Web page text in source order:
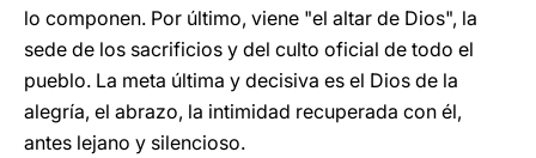
lo componen. Por último, viene "el altar de Dios", la
sede de los sacrificios y del culto oficial de todo el
pueblo. La meta última y decisiva es el Dios de la
alegría, el abrazo, la intimidad recuperada con él,
antes lejano y silencioso.